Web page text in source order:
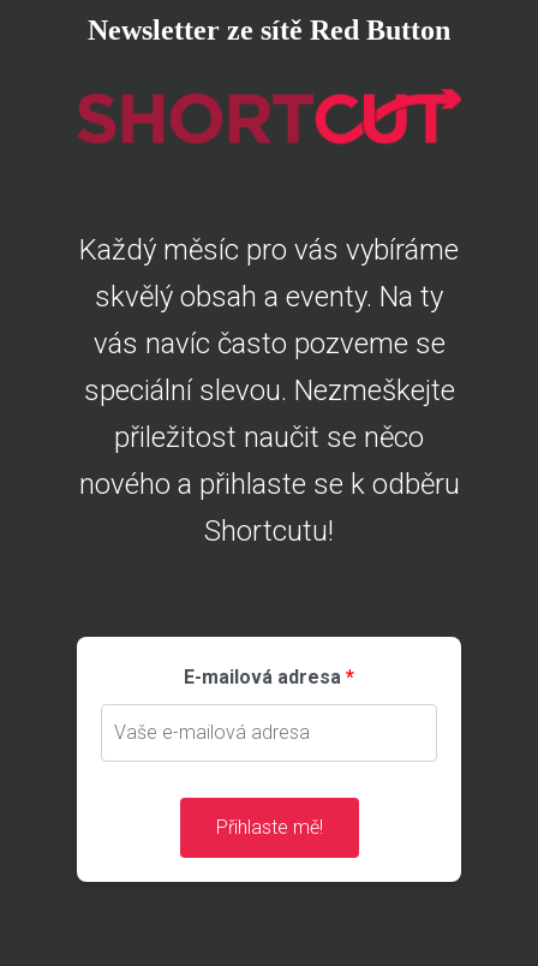
Newsletter ze sítě Red Button
Každý měsíc pro vás vybíráme
skvělý obsah a eventy. Na ty
vás navíc často pozveme se
speciální slevou. Nezmeškejte
přiležitost naučit se něco
nového a přihlaste se k odběru
Shortcutu!
E-mailová adresa
Přihlaste mě!